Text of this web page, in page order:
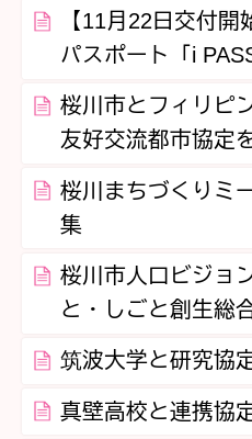
【11月22日交付
パスポート「i PASS
桜川市とフィリピ
友好交流都市協定
桜川まちづくりミ
集
桜川市人口ビジョ
と・しごと創生総
筑波大学と研究協
真壁高校と連携協